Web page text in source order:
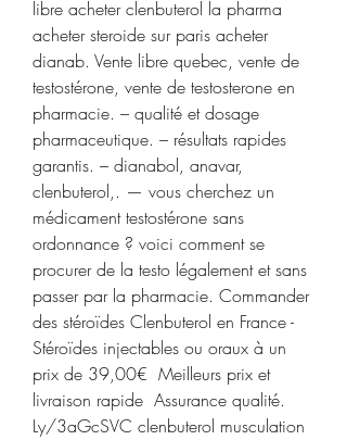
libre acheter clenbuterol la pharma
acheter steroide sur paris acheter
dianab. Vente libre quebec, vente de
testostérone, vente de testosterone en
pharmacie. – qualité et dosage
pharmaceutique. – résultats rapides
garantis. – dianabol, anavar,
clenbuterol,. — vous cherchez un
médicament testostérone sans
ordonnance ? voici comment se
procurer de la testo légalement et sans
passer par la pharmacie. Commander
des stéroïdes Clenbuterol en France -
Stéroïdes injectables ou oraux à un
prix de 39,00€ ️ Meilleurs prix et
livraison rapide  Assurance qualité.
Ly/3aGcSVC clenbuterol musculation